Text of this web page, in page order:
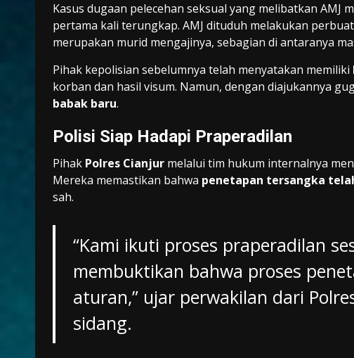
Kasus dugaan pelecehan seksual yang melibatkan AMJ
pertama kali terungkap. AMJ dituduh melakukan
merupakan murid mengajinya, sebagian di antaranya
Pihak kepolisian sebelumnya telah menyatakan memiliki
korban dan hasil visum. Namun, dengan diajukannya
babak baru.
Polisi Siap Hadapi Praperadilan
Pihak Polres Cianjur melalui tim hukum internalnya
Mereka memastikan bahwa penetapan tersangka
sah.
“Kami ikuti proses praperadilan
membuktikan bahwa proses
aturan,” ujar perwakilan dari
sidang.